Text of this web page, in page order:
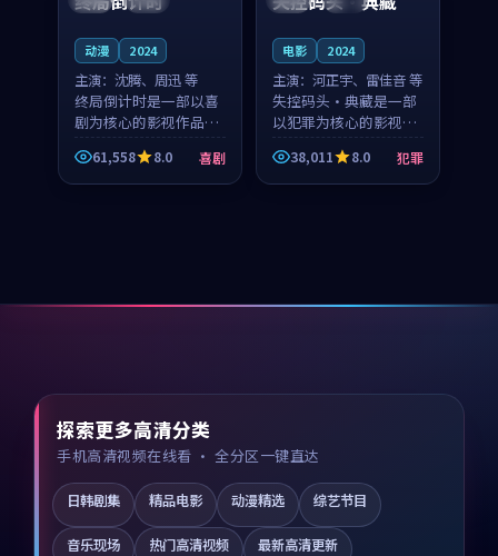
动漫 2024
主演： 沈腾、周迅 等
终局倒计时是一部以喜
剧为核心的影视作品，
围绕危机、反转与人物
成长展开，整体节奏紧
凑，值得推荐观看。
61,558 8.0 喜剧
电影 2024
主演： 河正宇、雷佳音 等
失控码头·典藏是一部
以犯罪为核心的影视作
品，围绕危机、反转与
人物成长展开，整体节
奏紧凑，值得推荐观
38,011 8.0 犯罪
探索更多高清分类
手机高清视频在线看 · 全分区一键直达
日韩剧集 精品电影 动漫精选 综艺节目
音乐现场 热门高清视频 最新高清更新